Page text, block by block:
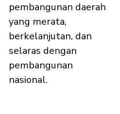
pembangunan daerah
yang merata,
berkelanjutan, dan
selaras dengan
pembangunan
nasional.